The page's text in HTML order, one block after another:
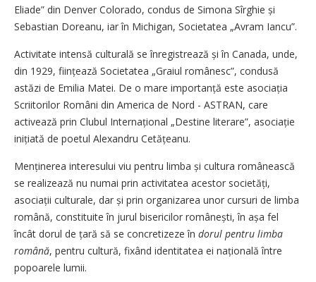
Eliade” din Denver Colorado, condus de Simona Sîrghie și
Sebastian Doreanu, iar în Michigan, Societatea „Avram Iancu”.
Activitate intensă culturală se înregistrează și în Canada, unde,
din 1929, ființează Societatea „Graiul românesc”, condusă
astăzi de Emilia Matei. De o mare importanță este asociația
Scriitorilor Români din America de Nord - ASTRAN, care
activează prin Clubul Internațional „Destine literare”, asociație
inițiată de poetul Alexandru Cetățeanu.
Menținerea interesului viu pentru limba și cultura românească
se realizează nu numai prin activitatea acestor societăți,
asociații culturale, dar și prin organizarea unor cursuri de limba
română, constituite în jurul bisericilor românești, în așa fel
încât dorul de țară să se concretizeze în dorul pentru limba
română, pentru cultură, fixând identitatea ei națională între
popoarele lumii.